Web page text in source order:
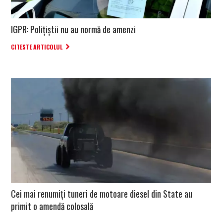
IGPR: Polițiștii nu au normă de amenzi
CITESTE ARTICOLUL
Cei mai renumiți tuneri de motoare diesel din State au
primit o amendă colosală